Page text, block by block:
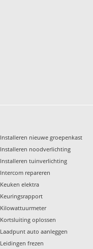
Installeren nieuwe groepenkast
Installeren noodverlichting
Installeren tuinverlichting
Intercom repareren
Keuken elektra
Keuringsrapport
Kilowattuurmeter
Kortsluiting oplossen
Laadpunt auto aanleggen
Leidingen frezen